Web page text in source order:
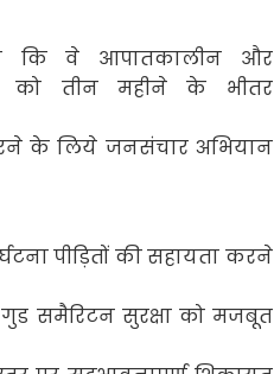
कि वे आपातकालीन और
को तीन महीने के भीतर
के लिये जनसंचार अभियान
पीड़ितों की सहायता करने
समैरिटन सुरक्षा को मजबूत